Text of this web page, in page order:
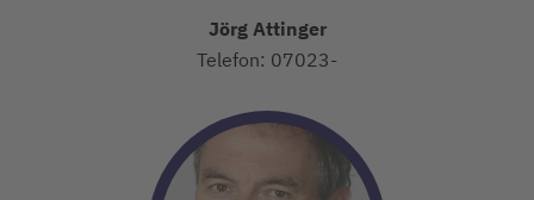
Jörg Attinger
Telefon: 07023-